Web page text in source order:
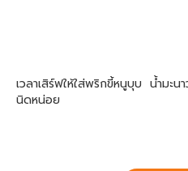
เวลาเสิร์ฟให้ใส่พริกขี้หนูบุบ น้ำมะ
นิดหน่อย